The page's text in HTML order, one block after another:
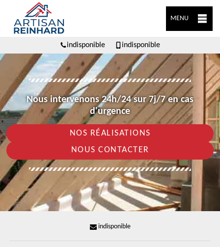
MENU
indisponible indisponible
Nous intervenons 24h/24 sur 7j/7 en cas
d'urgence
NOS RÉALISATIONS
NOUS CONTACTER
indisponible